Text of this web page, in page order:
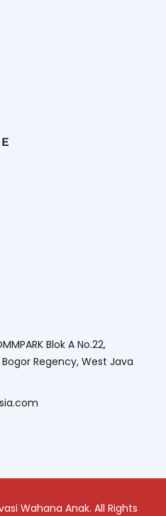
Blok A No.22,
Regency, West Java
Wahana Anak. All Rights